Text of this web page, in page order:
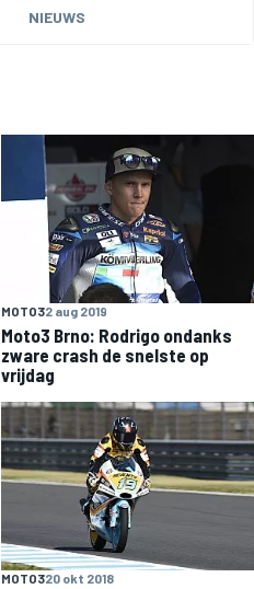
NIEUWS
MOTO32 aug 2019
Moto3 Brno: Rodrigo ondanks
zware crash de snelste op
vrijdag
MOTO320 okt 2018